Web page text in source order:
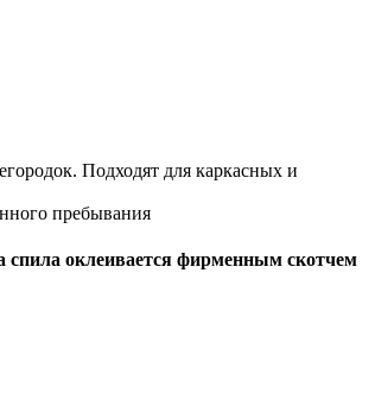
Подходят для каркасных и
пребывания
спила оклеивается фирменным скотчем